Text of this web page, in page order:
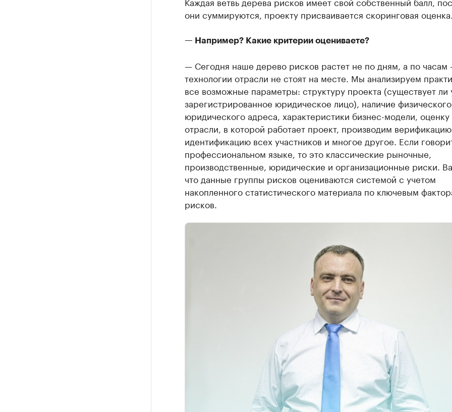
они суммируются, проекту присваивается скоринговая
— Например? Какие критерии оцениваете?
— Сегодня наше дерево рисков растет не по дням, а по часам
технологии отрасли не стоят на месте. Мы анализируем
все возможные параметры: структуру проекта (существует ли
зарегистрированное юридическое лицо), наличие
юридического адреса, характеристики бизнес-модели, оценку
отрасли, в которой работает проект, производим
идентификацию всех участников и многое другое. Если
профессиональном языке, то это классические рыночные,
производственные, юридические и организационные риски.
что данные группы рисков оцениваются системой с учетом
накопленного статистического материала по ключевым
рисков.